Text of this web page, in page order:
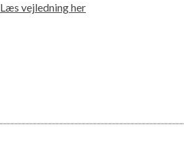
Læs vejledning her